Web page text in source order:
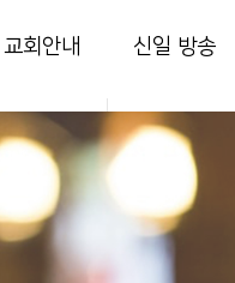
교회안내
인사말
교회소개
교회역사
예배안내
신일 방송
담임 목사 설교
부교역자 설교
다음 세대 영상